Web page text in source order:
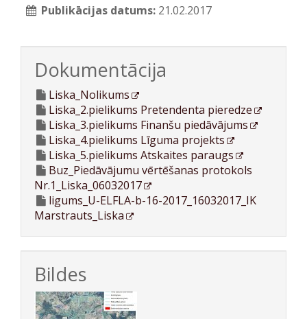
Publikācijas datums: 21.02.2017
Dokumentācija
Liska_Nolikums
Liska_2.pielikums Pretendenta pieredze
Liska_3.pielikums Finanšu piedāvājums
Liska_4.pielikums Līguma projekts
Liska_5.pielikums Atskaites paraugs
Buz_Piedāvājumu vērtēšanas protokols
Nr.1_Liska_06032017
ligums_U-ELFLA-b-16-2017_16032017_IK
Marstrauts_Liska
Bildes